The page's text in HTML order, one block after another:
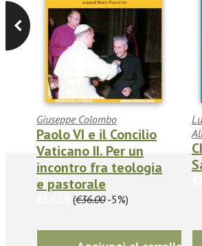
Giuseppe Colombo
Paolo VI e il Concilio
Vaticano II. Per un
incontro fra teologia
e pastorale
(€36.00-5%)